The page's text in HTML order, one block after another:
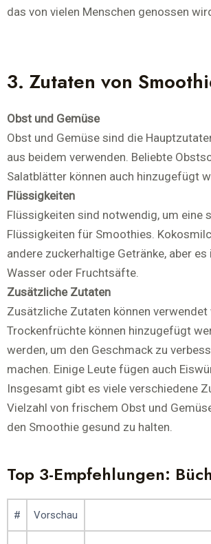
das von vielen Menschen genossen
3. Zutaten von
Obst und Gemüse
Obst und Gemüse sind die
aus beidem verwenden. Beliebte
Salatblätter können auch hinzugefügt
Flüssigkeiten
Flüssigkeiten sind notwendig, um eine
Flüssigkeiten für Smoothies.
andere zuckerhaltige Getränke, aber
Wasser oder Fruchtsäfte.
Zusätzliche Zutaten
Zusätzliche Zutaten können
Trockenfrüchte können hinzugefügt
werden, um den Geschmack zu
machen. Einige Leute fügen auch
Insgesamt gibt es viele verschiedene
Vielzahl von frischem Obst und
den Smoothie gesund zu halten.
Top 3-Empfehlungen:
# Vorschau